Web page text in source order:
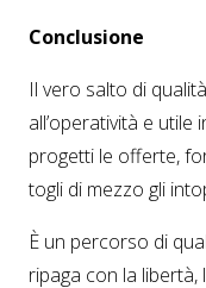
Conclusione
Il vero salto di
all’operatività e utile
progetti le offerte,
togli di mezzo gli
È un percorso di
ripaga con la libertà,